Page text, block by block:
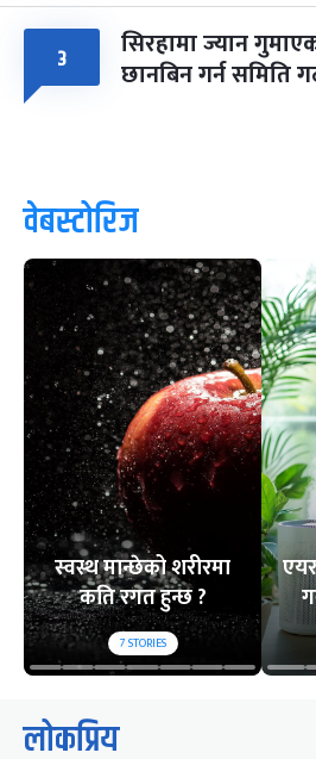
३ सिरहामा ज्यान
छानबिन गर्न समिति
वेबस्टोरिज
स्वस्थ मान्छेको शरीरमा
कति रगत हुन्छ ?
7STORIES
लोकप्रिय